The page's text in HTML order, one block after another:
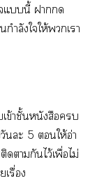
แนี้ า
ำลังใให้เา
ข้าชั้นหนังสือ
นะ 5 ให้อ่า
ากันไว้เพื่อไม่
รื่อง